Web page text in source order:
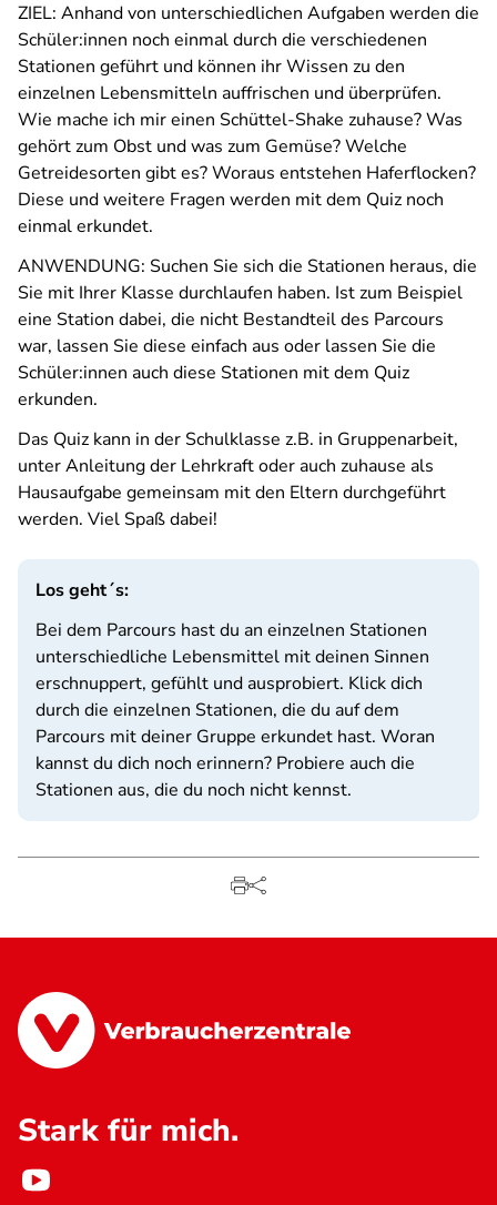
ZIEL: Anhand von unterschiedlichen Aufgaben werden die
Schüler:innen noch einmal durch die verschiedenen
Stationen geführt und können ihr Wissen zu den
einzelnen Lebensmitteln auffrischen und überprüfen.
Wie mache ich mir einen Schüttel-Shake zuhause? Was
gehört zum Obst und was zum Gemüse? Welche
Getreidesorten gibt es? Woraus entstehen Haferflocken?
Diese und weitere Fragen werden mit dem Quiz noch
einmal erkundet.
ANWENDUNG: Suchen Sie sich die Stationen heraus, die
Sie mit Ihrer Klasse durchlaufen haben. Ist zum Beispiel
eine Station dabei, die nicht Bestandteil des Parcours
war, lassen Sie diese einfach aus oder lassen Sie die
Schüler:innen auch diese Stationen mit dem Quiz
erkunden.
Das Quiz kann in der Schulklasse z.B. in Gruppenarbeit,
unter Anleitung der Lehrkraft oder auch zuhause als
Hausaufgabe gemeinsam mit den Eltern durchgeführt
werden. Viel Spaß dabei!
Los geht´s:
Bei dem Parcours hast du an einzelnen Stationen
unterschiedliche Lebensmittel mit deinen Sinnen
erschnuppert, gefühlt und ausprobiert. Klick dich
durch die einzelnen Stationen, die du auf dem
Parcours mit deiner Gruppe erkundet hast. Woran
kannst du dich noch erinnern? Probiere auch die
Stationen aus, die du noch nicht kennst.
Stark für mich.